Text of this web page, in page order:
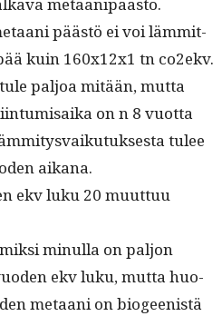
metaa­nipäästö.
päästö ei voi läm­mit­
kuin 160x12x1 tn co2ekv.
paljoa mitään, mut­ta
on n 8 vuot­ta
tulee
aikana.
ekv luku 20 muut­tuu
min­ul­la on paljon
ekv luku, mut­ta huo­
metaani on bio­geenistä